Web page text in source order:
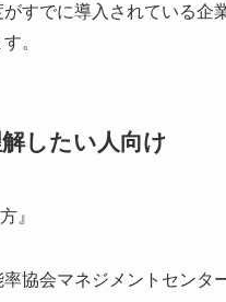
すでに導入されている企
。
したい人向け
』
協会マネジメントセンター